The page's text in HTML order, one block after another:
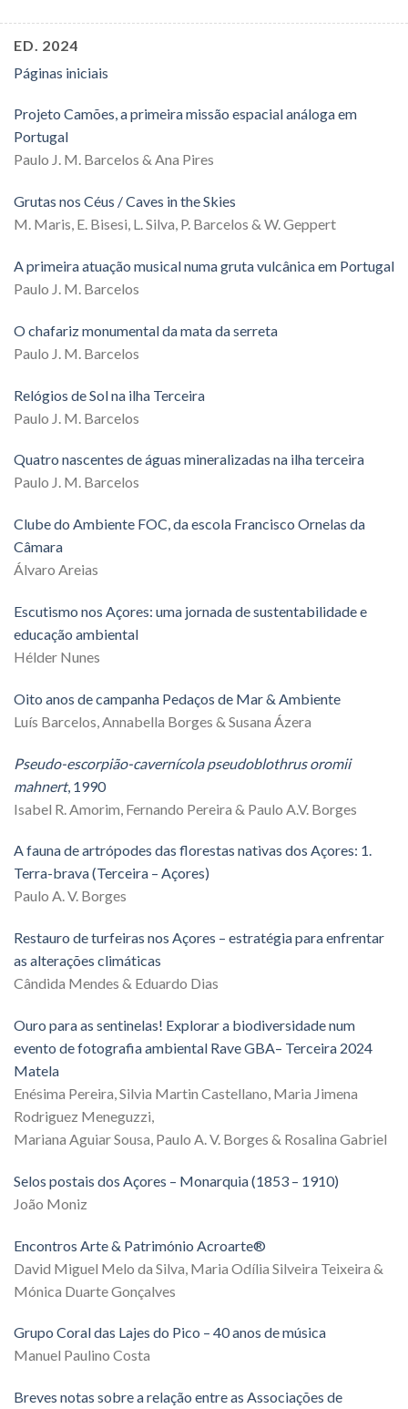
ED. 2024
Páginas iniciais
Projeto Camões, a primeira missão espacial análoga em
Portugal
Paulo J. M. Barcelos & Ana Pires
Grutas nos Céus / Caves in the Skies
M. Maris, E. Bisesi, L. Silva, P. Barcelos & W. Geppert
A primeira atuação musical numa gruta vulcânica em Portugal
Paulo J. M. Barcelos
O chafariz monumental da mata da serreta
Paulo J. M. Barcelos
Relógios de Sol na ilha Terceira
Paulo J. M. Barcelos
Quatro nascentes de águas mineralizadas na ilha terceira
Paulo J. M. Barcelos
Clube do Ambiente FOC, da escola Francisco Ornelas da
Câmara
Álvaro Areias
Escutismo nos Açores: uma jornada de sustentabilidade e
educação ambiental
Hélder Nunes
Oito anos de campanha Pedaços de Mar & Ambiente
Luís Barcelos, Annabella Borges & Susana Ázera
Pseudo-escorpião-cavernícola pseudoblothrus oromii
mahnert, 1990
Isabel R. Amorim, Fernando Pereira & Paulo A.V. Borges
A fauna de artrópodes das florestas nativas dos Açores: 1.
Terra-brava (Terceira – Açores)
Paulo A. V. Borges
Restauro de turfeiras nos Açores – estratégia para enfrentar
as alterações climáticas
Cândida Mendes & Eduardo Dias
Ouro para as sentinelas! Explorar a biodiversidade num
evento de fotografia ambiental Rave GBA– Terceira 2024
Matela
Enésima Pereira, Silvia Martin Castellano, Maria Jimena
Rodriguez Meneguzzi,
Mariana Aguiar Sousa, Paulo A. V. Borges & Rosalina Gabriel
Selos postais dos Açores – Monarquia (1853 – 1910)
João Moniz
Encontros Arte & Património Acroarte®
David Miguel Melo da Silva, Maria Odília Silveira Teixeira &
Mónica Duarte Gonçalves
Grupo Coral das Lajes do Pico – 40 anos de música
Manuel Paulino Costa
Breves notas sobre a relação entre as Associações de